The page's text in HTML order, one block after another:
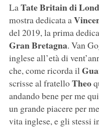
LaTate Britain di
mostra dedicata a
del 2019, la prima
Gran Bretagna. Van
inglese all’età di
che, come ricorda il
scrisse al fratelloTheo
andando bene per me
un grande piacere per
vita inglese, e gli stessi